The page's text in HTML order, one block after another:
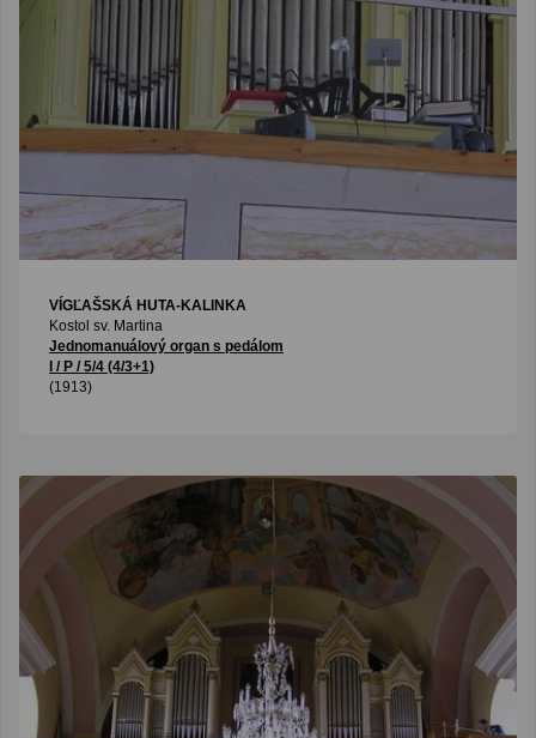
VÍGĽAŠSKÁ HUTA-KALINKA
Kostol sv. Martina
Jednomanuálový organ s pedálom
I / P / 5/4 (4/3+1)
(1913)